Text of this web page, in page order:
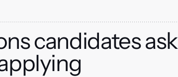
candidates ask